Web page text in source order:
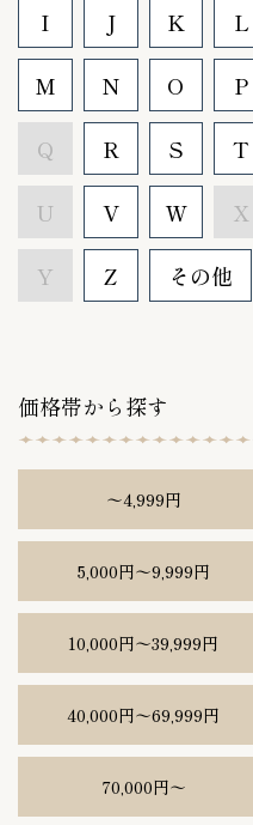
I J K L
M N O P
Q R S T
U V W X
Y Z その他
価格帯から探す
〜4,999円
5,000円〜9,999円
10,000円〜39,999円
40,000円〜69,999円
70,000円〜